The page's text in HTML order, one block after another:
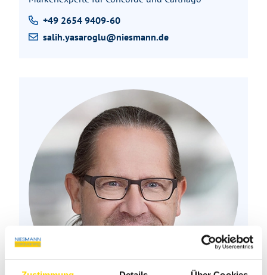
+49 2654 9409-60
salih.yasaroglu@niesmann.de